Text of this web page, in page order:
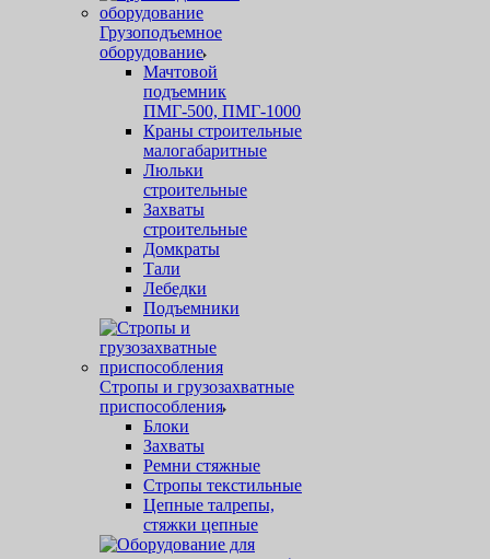
Грузоподъемное
оборудование
Мачтовой
подъемник
ПМГ-500, ПМГ-1000
Краны строительные
малогабаритные
Люльки
строительные
Захваты
строительные
Домкраты
Тали
Лебедки
Подъемники
Стропы и грузозахватные
приспособления
Блоки
Захваты
Ремни стяжные
Стропы текстильные
Цепные талрепы,
стяжки цепные